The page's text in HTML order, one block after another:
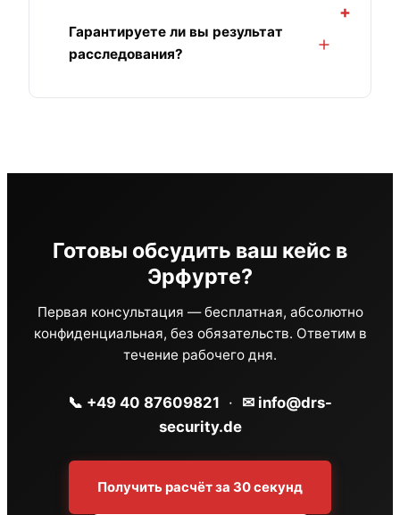
Гарантируете ли вы результат
расследования?
+
Готовы обсудить ваш кейс в
Эрфурте?
Первая консультация — бесплатная, абсолютно
конфиденциальная, без обязательств. Ответим в
течение рабочего дня.
📞 +49 40 87609821 · ✉ info@drs-
security.de
Получить расчёт за 30 секунд